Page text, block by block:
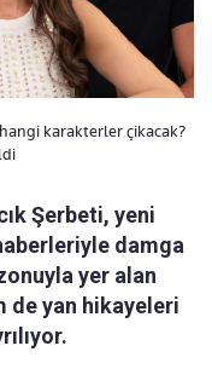
karakterler çikacak?
Şerbeti, yeni
damga
yer alan
de yan hikayeleri